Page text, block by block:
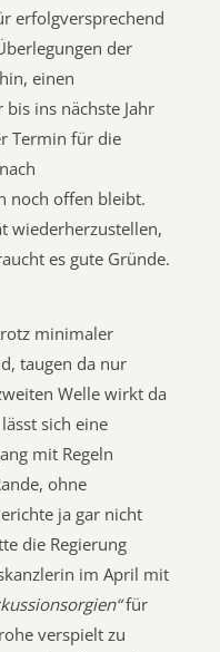
erfolgversprechend
der
einen
ins nächste Jahr
Termin für die
noch offen bleibt.
wiederherzustellen,
es gute Gründe.
minimaler
taugen da nur
Welle wirkt da
sich eine
mit Regeln
ohne
ja gar nicht
die Regierung
im April mit
für
verspielt zu